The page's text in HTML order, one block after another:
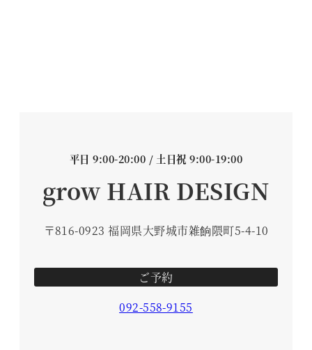
平日 9:00-20:00 / 土日祝 9:00-19:00
grow HAIR DESIGN
〒816-0923 福岡県大野城市雑餉隈町5-4-10
ご予約
092-558-9155